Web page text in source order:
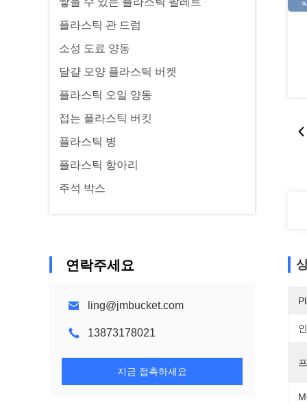
플라스틱 관 드럼
소성 도료 양동
달걀 모양 플라스틱 버켓
플라스틱 오일 양동
접는 플라스틱 버킷
플라스틱 병
플라스틱 항아리
주석 박스
연락주세요
ling@jmbucket.com
13873178021
지금 접촉하세요